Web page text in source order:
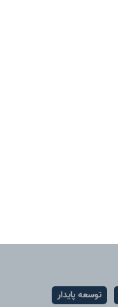
توسعه پایدار